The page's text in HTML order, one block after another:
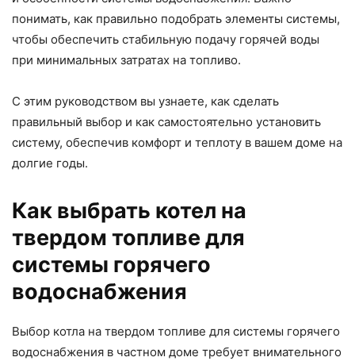
понимать, как правильно подобрать элементы системы,
чтобы обеспечить стабильную подачу горячей воды
при минимальных затратах на топливо.
С этим руководством вы узнаете, как сделать
правильный выбор и как самостоятельно установить
систему, обеспечив комфорт и теплоту в вашем доме на
долгие годы.
Как выбрать котел на
твердом топливе для
системы горячего
водоснабжения
Выбор котла на твердом топливе для системы горячего
водоснабжения в частном доме требует внимательного